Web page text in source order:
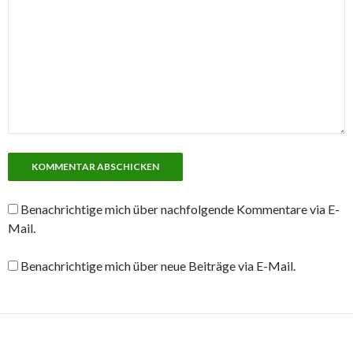
Benachrichtige mich über nachfolgende Kommentare via E-
Mail.
Benachrichtige mich über neue Beiträge via E-Mail.